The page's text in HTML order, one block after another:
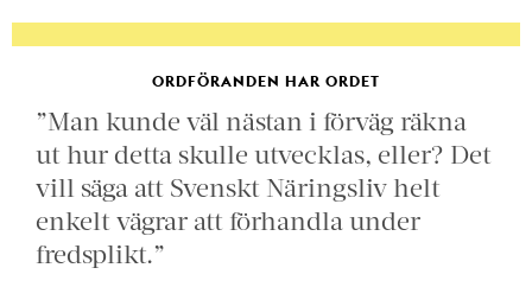
ORDFÖRANDEN HAR ORDET
”Man kunde väl nästan i förväg räkna
ut hur detta skulle utvecklas, eller? Det
vill säga att Svenskt Näringsliv helt
enkelt vägrar att förhandla under
fredsplikt.”